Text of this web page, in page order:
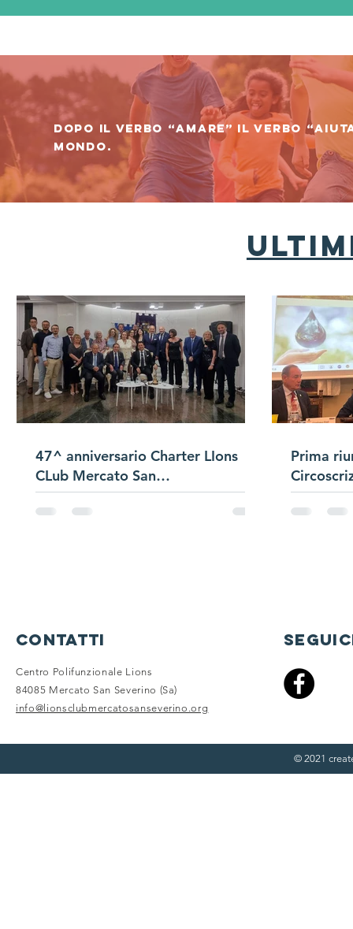
Dopo il verbo “amare” il verbo
mondo.
47^ anniversario Charter LIons
CLub Mercato San
Severino/Passaggio
Campana/Presentazione Satellite
Prima
contatti
Centro Polifunzionale Lions
84085 Mercato San Severino (Sa)
info@lionsclubmercatosanseverino.org
© 2021